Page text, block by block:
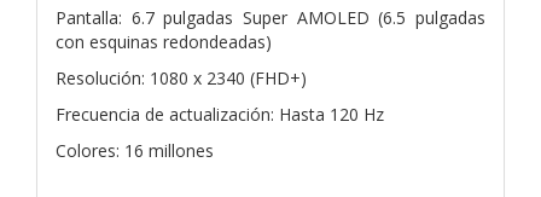
Pantalla: 6.7 pulgadas Super AMOLED (6.5 pulgadas
con esquinas redondeadas)
Resolución: 1080 x 2340 (FHD+)
Frecuencia de actualización: Hasta 120 Hz
Colores: 16 millones